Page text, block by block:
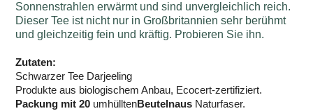
Sonnenstrahlen erwärmt und sind unvergleichlich reich.
Dieser Tee ist nicht nur in Großbritannien sehr berühmt
und gleichzeitig fein und kräftig. Probieren Sie ihn.
Zutaten:
Schwarzer Tee Darjeeling
Produkte aus biologischem Anbau, Ecocert-zertifiziert.
Packung mit 20 umhülltenBeutelnaus Naturfaser.